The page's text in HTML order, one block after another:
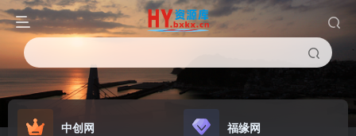
中创网 福缘网